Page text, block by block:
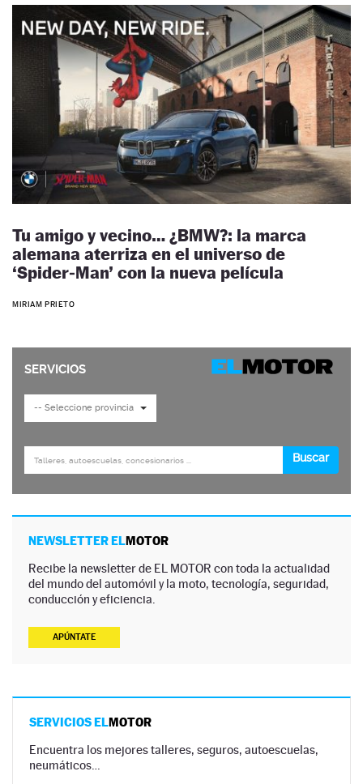
Tu amigo y vecino… ¿BMW?: la marca
alemana aterriza en el universo de
‘Spider‑Man’ con la nueva película
MIRIAM PRIETO
NEWSLETTER ELMOTOR
Recibe la newsletter de EL MOTOR con toda la actualidad
del mundo del automóvil y la moto, tecnología, seguridad,
conducción y eficiencia.
APÚNTATE
SERVICIOS ELMOTOR
Encuentra los mejores talleres, seguros, autoescuelas,
neumáticos…